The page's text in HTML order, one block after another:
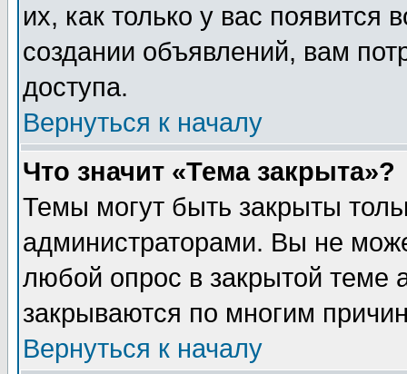
их, как только у вас появится
создании объявлений, вам
доступа.
Вернуться к началу
Что значит «Тема закрыта»?
Темы могут быть закрыты
администраторами. Вы не
любой опрос в закрытой теме
закрываются по многим
Вернуться к началу